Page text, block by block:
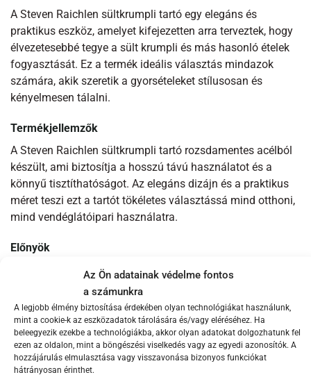
Az Ön adatainak védelme fontos
a számunkra
A legjobb élmény biztosítása érdekében olyan technológiákat használunk,
mint a cookie-k az eszközadatok tárolására és/vagy eléréséhez. Ha
beleegyezik ezekbe a technológiákba, akkor olyan adatokat dolgozhatunk fel
ezen az oldalon, mint a böngészési viselkedés vagy az egyedi azonosítók. A
hozzájárulás elmulasztása vagy visszavonása bizonyos funkciókat
hátrányosan érinthet.
A Steven Raichlen sültkrumpli tartó egy elegáns és
praktikus eszköz, amelyet kifejezetten arra terveztek, hogy
élvezetesebbé tegye a sült krumpli és más hasonló ételek
fogyasztását. Ez a termék ideális választás mindazok
számára, akik szeretik a gyorsételeket stílusosan és
kényelmesen tálalni.
Termékjellemzők
A Steven Raichlen sültkrumpli tartó rozsdamentes acélból
készült, ami biztosítja a hosszú távú használatot és a
könnyű tisztíthatóságot. Az elegáns dizájn és a praktikus
méret teszi ezt a tartót tökéletes választássá mind otthoni,
mind vendéglátóipari használatra.
Előnyök
A rozsdamentes acél konstrukció biztosítja a
termék hosszú élettartamát.
Könnyű tisztítás:Az anyagának köszönhetően könnyen
tisztítható, akár mosogatógépben is.
Elegáns megjelenés:A szaténfényű felület stílusos
kiegészítője lehet bármilyen asztalnak.